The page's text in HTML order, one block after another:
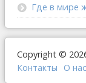
Где в мире
Copyright ©
Контакты
О наc